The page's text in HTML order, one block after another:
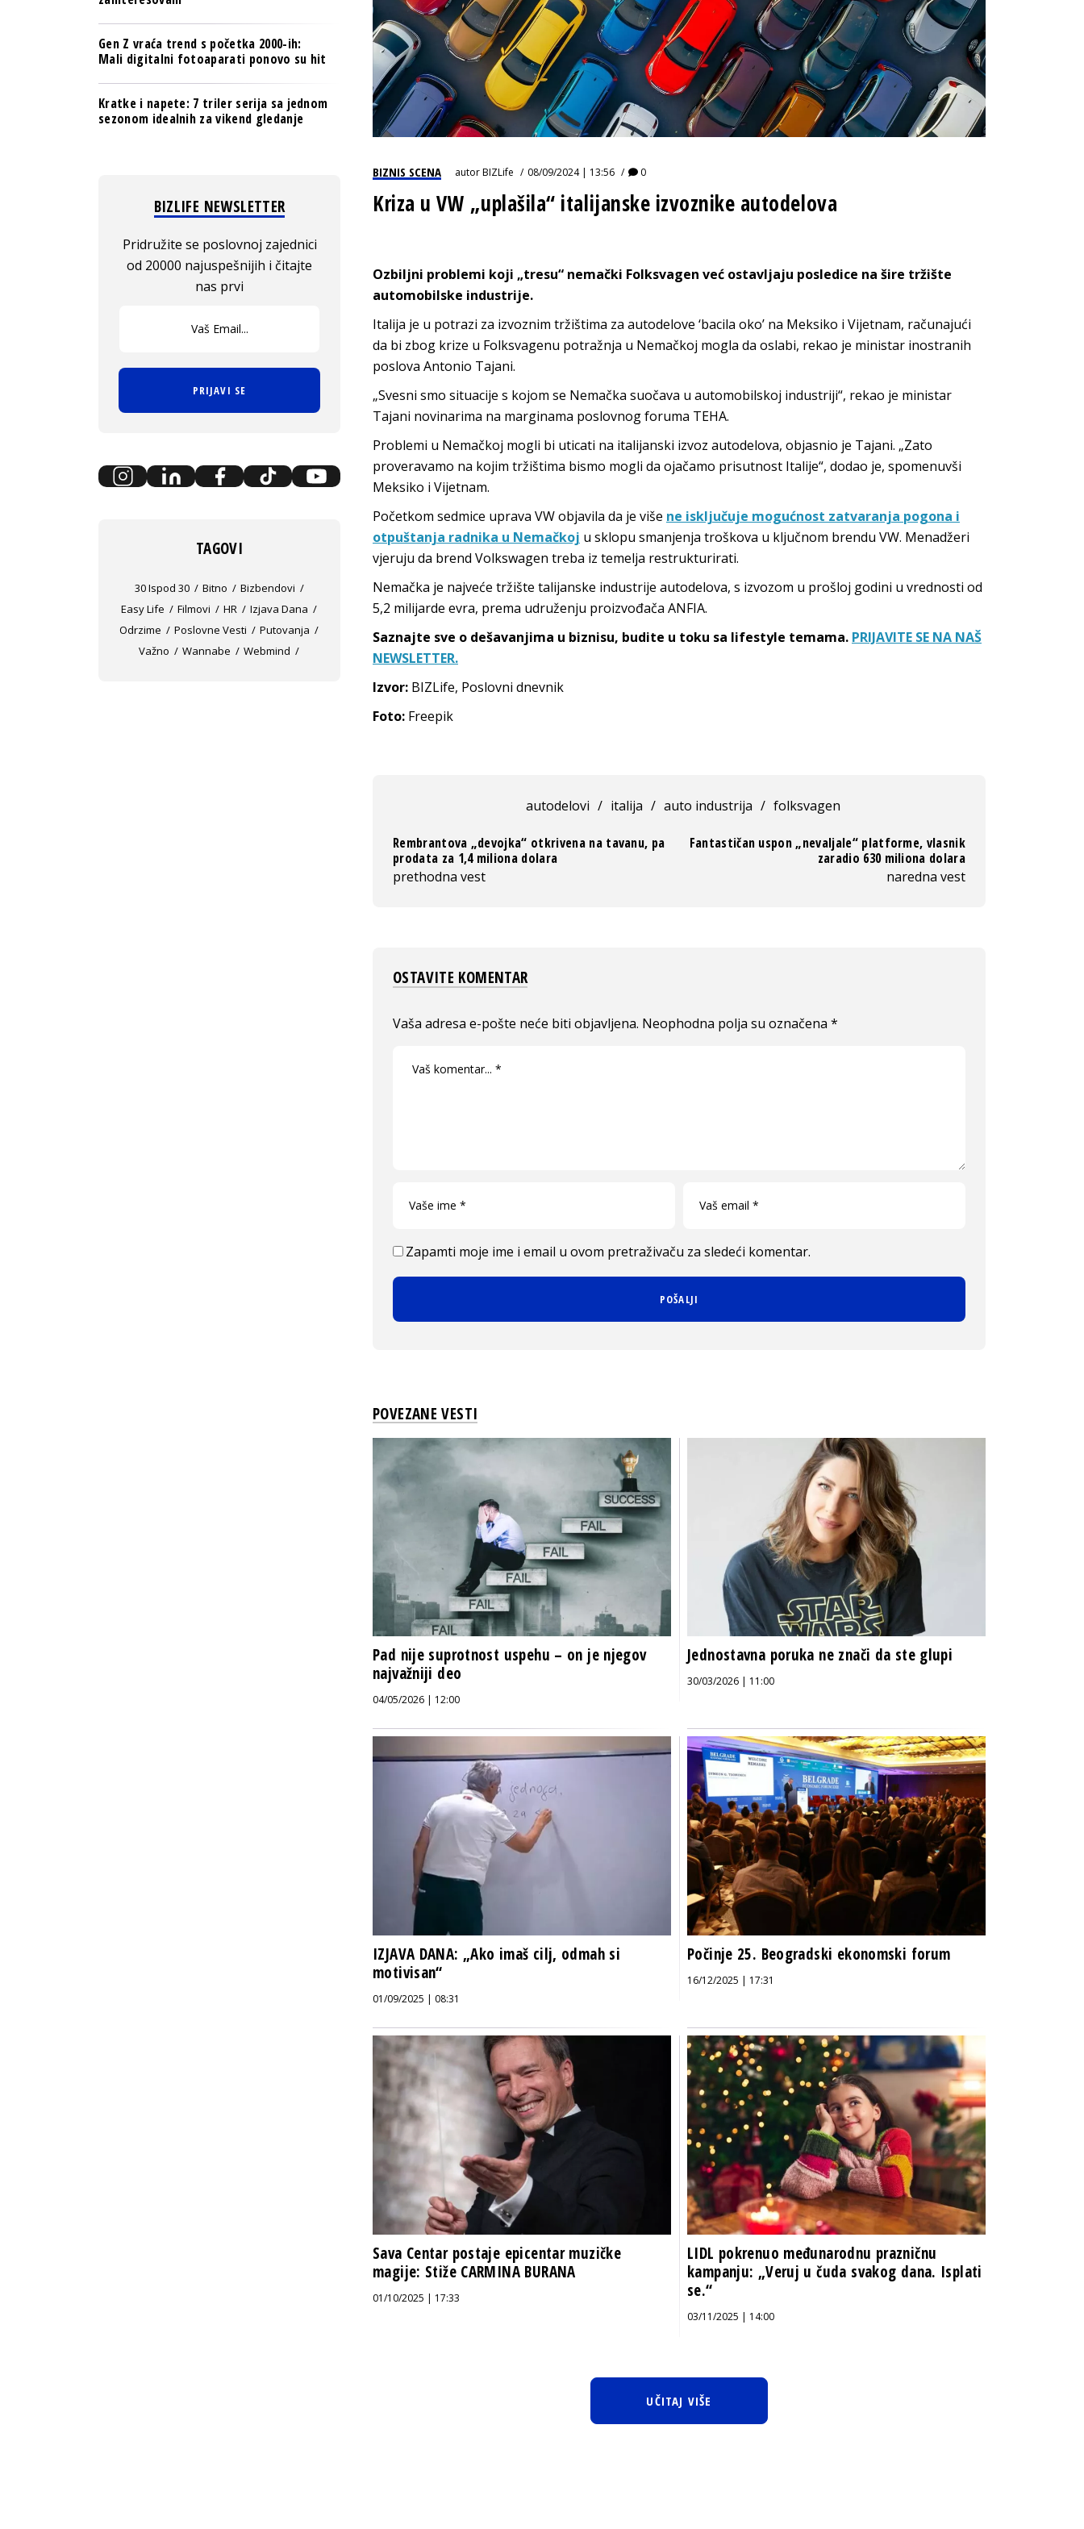
BIZNIS SCENA autorBIZLife 08/09/2024 | 13:56 0
Kriza u VW „uplašila“ italijanske izvoznike autodelova
Ozbiljni problemi koji „tresu“ nemački Folksvagen već ostavljaju posledice na šire tržište
automobilske industrije.
Italija je u potrazi za izvoznim tržištima za autodelove ‘bacila oko’ na Meksiko i Vijetnam, računajući
da bi zbog krize u Folksvagenu potražnja u Nemačkoj mogla da oslabi, rekao je ministar inostranih
poslova Antonio Tajani.
„Svesni smo situacije s kojom se Nemačka suočava u automobilskoj industriji“, rekao je ministar
Tajani novinarima na marginama poslovnog foruma TEHA.
Problemi u Nemačkoj mogli bi uticati na italijanski izvoz autodelova, objasnio je Tajani. „Zato
proveravamo na kojim tržištima bismo mogli da ojačamo prisutnost Italije“, dodao je, spomenuvši
Meksiko i Vijetnam.
Početkom sedmice uprava VW objavila da je više ne isključuje mogućnost zatvaranja pogona i
otpuštanja radnika u Nemačkoj u sklopu smanjenja troškova u ključnom brendu VW. Menadžeri
vjeruju da brend Volkswagen treba iz temelja restrukturirati.
Nemačka je najveće tržište talijanske industrije autodelova, s izvozom u prošloj godini u vrednosti od
5,2 milijarde evra, prema udruženju proizvođača ANFIA.
Saznajte sve o dešavanjima u biznisu, budite u toku sa lifestyle temama. PRIJAVITE SE NA NAŠ
NEWSLETTER.
Izvor: BIZLife, Poslovni dnevnik
Foto: Freepik
autodelovi / italija / auto industrija / folksvagen
Rembrantova „devojka“ otkrivena na tavanu, pa
prodata za 1,4 miliona dolara
prethodna vest
Fantastičan uspon „nevaljale“ platforme, vlasnik
zaradio 630 miliona dolara
naredna vest
OSTAVITE KOMENTAR
Vaša adresa e-pošte neće biti objavljena. Neophodna polja su označena *
Zapamti moje ime i email u ovom pretraživaču za sledeći komentar.
POVEZANE VESTI
Pad nije suprotnost uspehu – on je njegov
najvažniji deo
04/05/2026 | 12:00
Jednostavna poruka ne znači da ste glupi
30/03/2026 | 11:00
IZJAVA DANA: „Ako imaš cilj, odmah si
motivisan“
01/09/2025 | 08:31
Počinje 25. Beogradski ekonomski forum
16/12/2025 | 17:31
Sava Centar postaje epicentar muzičke
magije: Stiže CARMINA BURANA
01/10/2025 | 17:33
LIDL pokrenuo međunarodnu prazničnu
kampanju: „Veruj u čuda svakog dana. Isplati
se.“
03/11/2025 | 14:00
UČITAJ VIŠE
Gen Z vraća trend s početka 2000-ih:
Mali digitalni fotoaparati ponovo su hit
Kratke i napete: 7 triler serija sa jednom
sezonom idealnih za vikend gledanje
BIZLIFE NEWSLETTER
Pridružite se poslovnoj zajednici
od 20000 najuspešnijih i čitajte
nas prvi
PRIJAVI SE
TAGOVI
30 Ispod 30 Bitno
Bizbendovi
Easy Life
Filmovi HR
Izjava Dana
Odrzime
Poslovne Vesti
Putovanja
Važno
Wannabe Webmind